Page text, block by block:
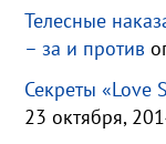
Телесные
– за и против
Секреты «Love
23 октября,